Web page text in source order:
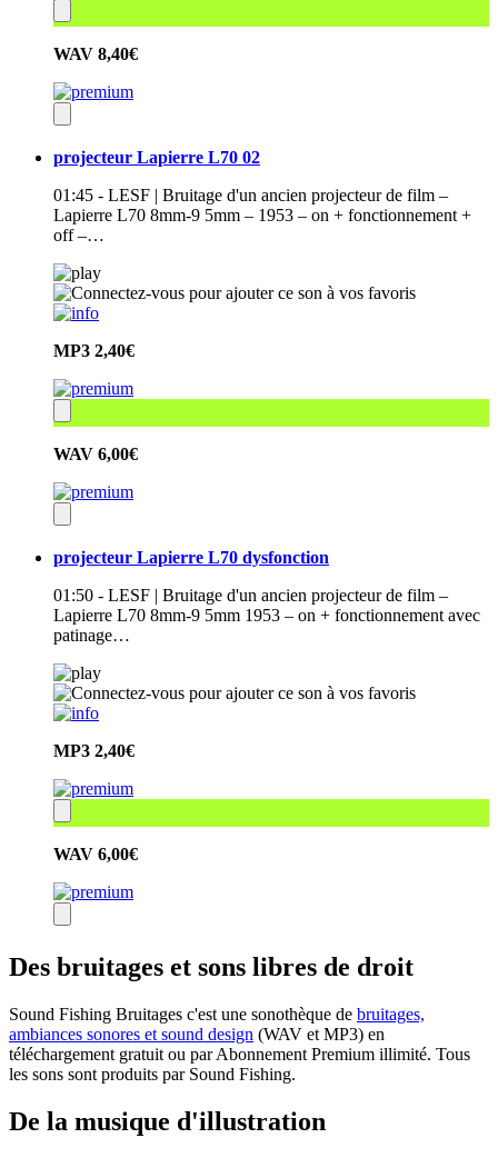
WAV 8,40€
projecteur Lapierre L70 02
01:45 - LESF | Bruitage d'un ancien projecteur de film –
Lapierre L70 8mm-9 5mm – 1953 – on + fonctionnement +
off –…
MP3 2,40€
WAV 6,00€
projecteur Lapierre L70 dysfonction
01:50 - LESF | Bruitage d'un ancien projecteur de film –
Lapierre L70 8mm-9 5mm 1953 – on + fonctionnement avec
patinage…
MP3 2,40€
WAV 6,00€
Des bruitages et sons libres de droit
Sound Fishing Bruitages c'est une sonothèque de bruitages,
ambiances sonores et sound design (WAV et MP3) en
téléchargement gratuit ou par Abonnement Premium illimité. Tous
les sons sont produits par Sound Fishing.
De la musique d'illustration